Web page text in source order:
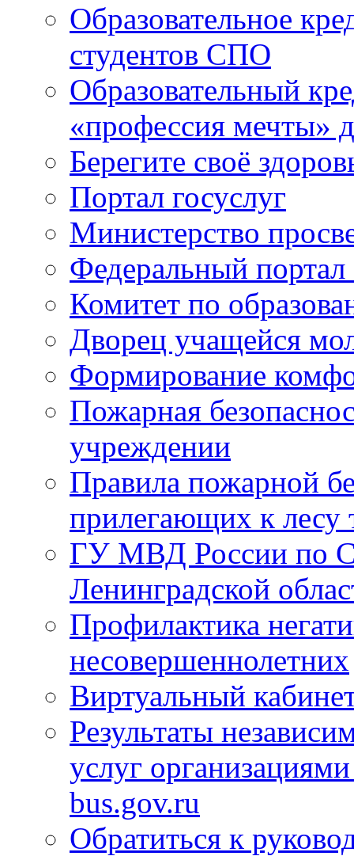
Образовательное
студентов СПО
Образовательный
«профессия мечты»
Берегите своё
Портал госуслуг
Министерство
Федеральный портал
Комитет по
Дворец учащейся
Формирование
Пожарная
учреждении
Правила пожарной
прилегающих к лесу
ГУ МВД России по
Ленинградской
Профилактика
несовершеннолетних
Виртуальный
Результаты
услуг
bus.gov.ru
Обратиться к